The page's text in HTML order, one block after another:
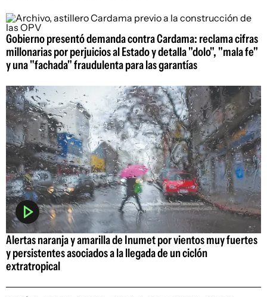
Gobierno presentó demanda contra Cardama: reclama cifras
millonarias por perjuicios al Estado y detalla "dolo", "mala fe"
y una "fachada" fraudulenta para las garantías
Alertas naranja y amarilla de Inumet por vientos muy fuertes
y persistentes asociados a la llegada de un ciclón
extratropical